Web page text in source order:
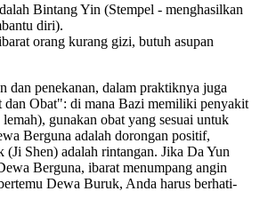
Bintang Yin (Stempel - menghasilkan
diri).
orang kurang gizi, butuh asupan
dan penekanan, dalam praktiknya juga
dan Obat": di mana Bazi memiliki penyakit
gunakan obat yang sesuai untuk
Berguna adalah dorongan positif,
(Ji Shen) adalah rintangan. Jika Da Yun
Berguna, ibarat menumpang angin
Dewa Buruk, Anda harus berhati-